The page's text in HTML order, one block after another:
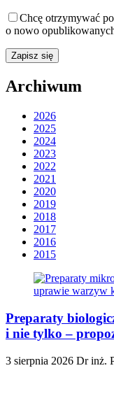
Chcę otrzymywać
o nowo
Archiwum
2026
2025
2024
2023
2022
2021
2020
2019
2018
2017
2016
2015
Preparaty
i nie tylko –
3 sierpnia 2026 Dr inż.